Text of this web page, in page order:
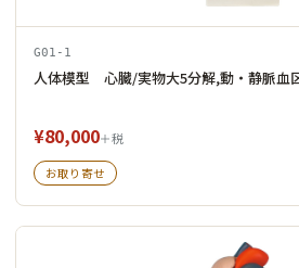
G01-1
人体模型 心臓/実物大5分解,動・静脈血
¥80,000＋税
お取り寄せ